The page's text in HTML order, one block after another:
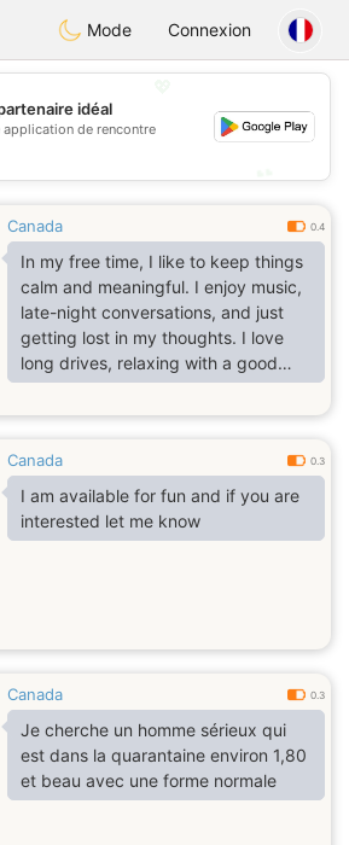
AustraliaChat
Mode Connexion
💕
idéal
application de rencontre
Canada 0.4
In my free time, I like to keep things
calm and meaningful. I enjoy music,
late-night conversations, and just
getting lost in my thoughts. I love
long drives, relaxing with a good
movie, and spending quiet moments
that feel almost poetic. I’m also into
ideas, learning new skills, or just
finding small things that make life
feel a bit more magical.
Canada 0.3
I am available for fun and if you are
interested let me know
Canada 0.3
Je cherche un homme sérieux qui
est dans la quarantaine environ 1,80
et beau avec une forme normale